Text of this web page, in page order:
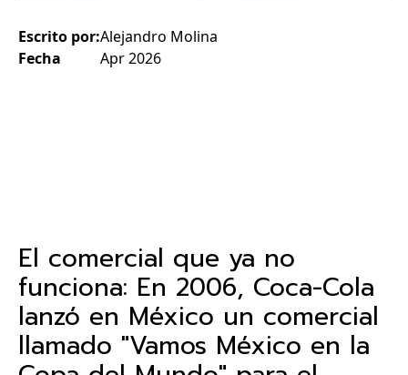
Escrito por:
Fecha
Alejandro Molina
Apr 2026
El comercial que ya no
funciona: En 2006, Coca-Cola
lanzó en México un comercial
llamado "Vamos México en la